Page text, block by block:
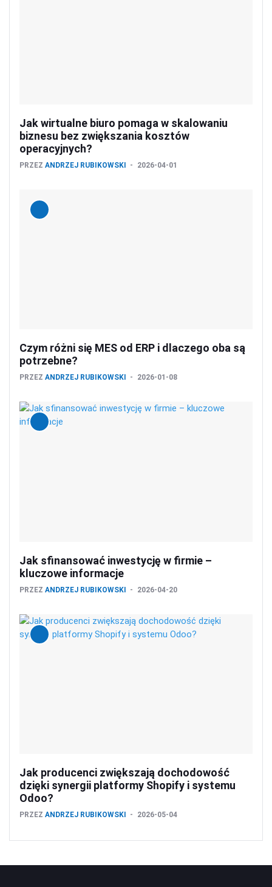
Jak wirtualne biuro pomaga w skalowaniu
biznesu bez zwiększania kosztów
operacyjnych?
PRZEZ ANDRZEJ RUBIKOWSKI 2026-04-01
Czym różni się MES od ERP i dlaczego oba są
potrzebne?
PRZEZ ANDRZEJ RUBIKOWSKI 2026-01-08
Jak sfinansować inwestycję w firmie –
kluczowe informacje
PRZEZ ANDRZEJ RUBIKOWSKI 2026-04-20
Jak producenci zwiększają dochodowość
dzięki synergii platformy Shopify i systemu
Odoo?
PRZEZ ANDRZEJ RUBIKOWSKI 2026-05-04